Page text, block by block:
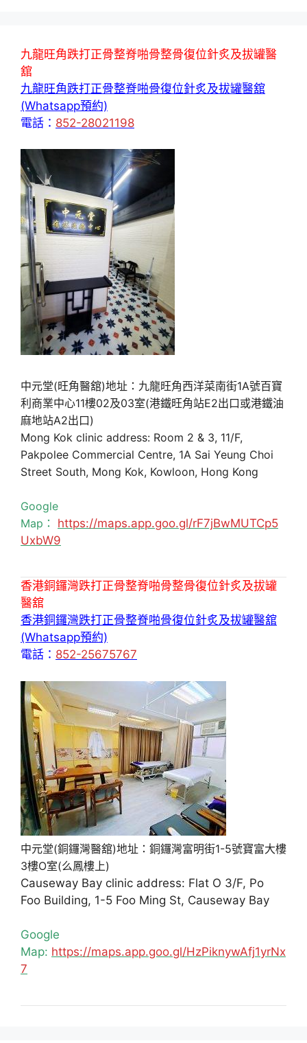
九龍旺角跌打正骨整脊啪骨整骨復位針炙及拔罐醫
舘
九龍旺角跌打正骨整脊啪骨復位針炙及拔罐醫舘
(Whatsapp預約)
電話： 852-28021198
中元堂(旺角醫舘)地址：九龍旺角西洋菜南街1A號百寶
利商業中心11樓02及03室(港鐵旺角站E2出口或港鐵油
麻地站A2出口)
Mong Kok clinic address: Room 2 & 3, 11/F,
Pakpolee Commercial Centre, 1A Sai Yeung Choi
Street South, Mong Kok, Kowloon, Hong Kong
Google
Map： https://maps.app.goo.gl/rF7jBwMUTCp5
UxbW9
香港銅鑼灣跌打正骨整脊啪骨整骨復位針炙及拔罐
醫舘
香港銅鑼灣跌打正骨整脊啪骨復位針炙及拔罐醫舘
(Whatsapp預約)
電話： 852-25675767
中元堂(銅鑼灣醫舘)地址：銅鑼灣富明街1-5號寶富大樓
3樓O室(么鳳樓上)
Causeway Bay clinic address: Flat O 3/F, Po
Foo Building, 1-5 Foo Ming St, Causeway Bay
Google
Map: https://maps.app.goo.gl/HzPiknywAfj1yrNx
7